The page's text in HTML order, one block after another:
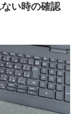
い時の確認